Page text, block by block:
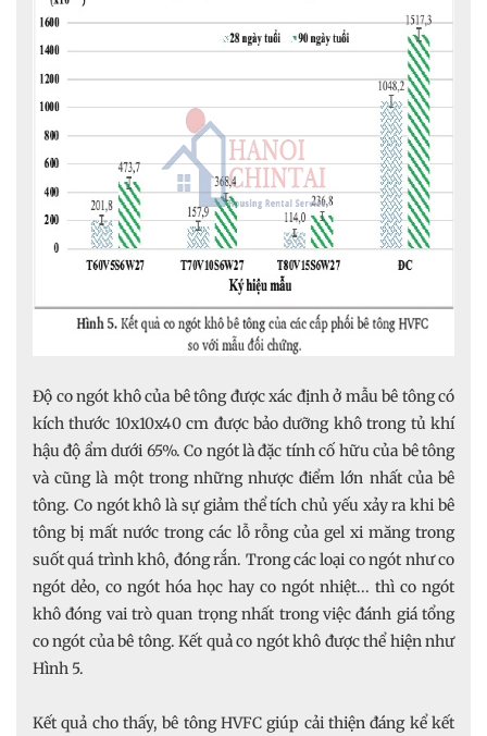
Độ co ngót khô của bê tông được xác định ở mẫu bê tông có
kích thước 10x10x40 cm được bảo dưỡng khô trong tủ khí
hậu độ ẩm dưới 65%. Co ngót là đặc tính cố hữu của bê tông
và cũng là một trong những nhược điểm lớn nhất của bê
tông. Co ngót khô là sự giảm thể tích chủ yếu xảy ra khi bê
tông bị mất nước trong các lỗ rỗng của gel xi măng trong
suốt quá trình khô, đóng rắn. Trong các loại co ngót như co
ngót dẻo, co ngót hóa học hay co ngót nhiệt... thì co ngót
khô đóng vai trò quan trọng nhất trong việc đánh giá tổng
co ngót của bê tông. Kết quả co ngót khô được thể hiện như
Hình 5.
Kết quả cho thấy, bê tông HVFC giúp cải thiện đáng kể kết